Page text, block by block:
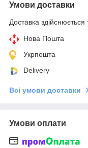
Умови доставки
Доставка здійснюється
Нова Пошта
Укрпошта
Delivery
Всі умови доставки
Умови оплати